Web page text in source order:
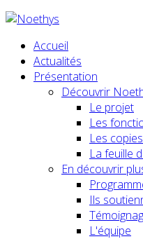
Accueil
Actualités
Présentation
Découvrir
Le projet
Les
Les
La feuille
En découvrir
Ils
L'équipe